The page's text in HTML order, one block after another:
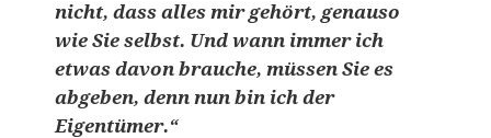
nicht, dass alles mir gehört, genauso
wie Sie selbst. Und wann immer ich
etwas davon brauche, müssen Sie es
abgeben, denn nun bin ich der
Eigentümer.“